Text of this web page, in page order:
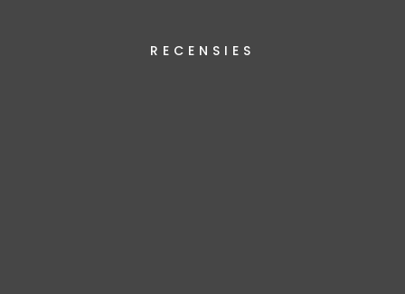
RECENSIES